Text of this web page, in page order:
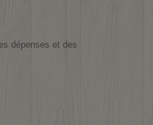
dépenses et des